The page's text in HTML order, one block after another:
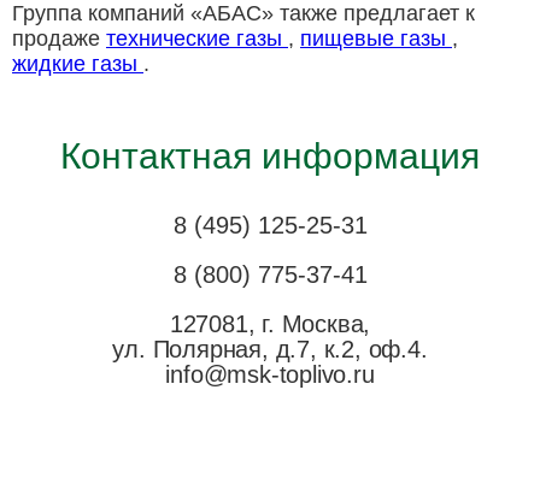
Группа компаний «АБАС» также предлагает к
продаже технические газы , пищевые газы ,
жидкие газы .
Контактная информация
8 (495) 125-25-31
8 (800) 775-37-41
127081, г. Москва,
ул. Полярная, д.7, к.2, оф.4.
info@msk-toplivo.ru